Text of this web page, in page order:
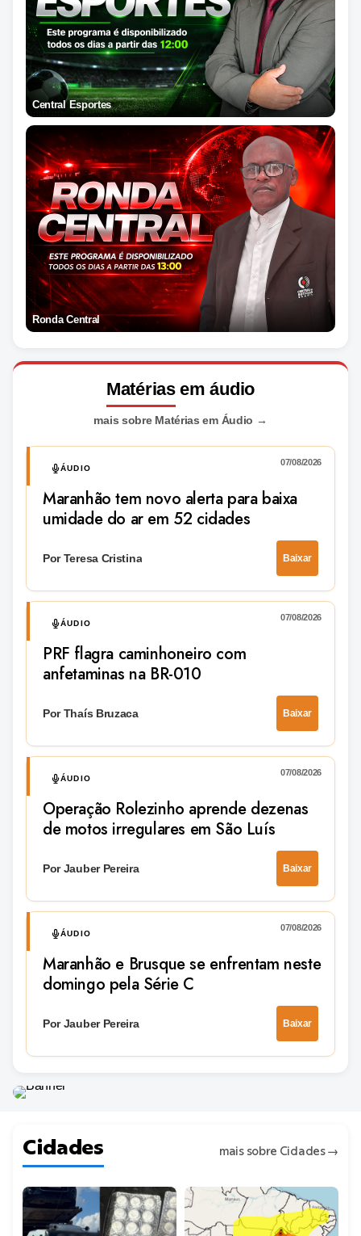
Central Esportes
Ronda Central
Matériasem áudio
mais sobre Matérias em Áudio →
07/08/2026
ÁUDIO
Maranhão tem novo alerta para baixa
umidade do ar em 52 cidades
Por Teresa Cristina Baixar
07/08/2026
ÁUDIO
PRF flagra caminhoneiro com
anfetaminas na BR-010
Por Thaís Bruzaca Baixar
07/08/2026
ÁUDIO
Operação Rolezinho aprende dezenas
de motos irregulares em São Luís
Por Jauber Pereira Baixar
07/08/2026
ÁUDIO
Maranhão e Brusque se enfrentam neste
domingo pela Série C
Por Jauber Pereira Baixar
Cidades mais sobre Cidades→